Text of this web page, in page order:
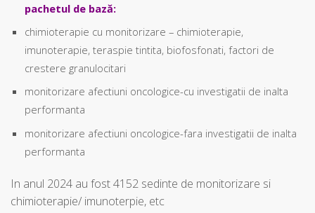
pachetul de bază:
chimioterapie cu monitorizare – chimioterapie,
imunoterapie, teraspie tintita, biofosfonati, factori de
crestere granulocitari
monitorizare afectiuni oncologice-cu investigatii de inalta
performanta
monitorizare afectiuni oncologice-fara investigatii de inalta
performanta
In anul 2024 au fost 4152 sedinte de monitorizare si
chimioterapie/ imunoterpie, etc